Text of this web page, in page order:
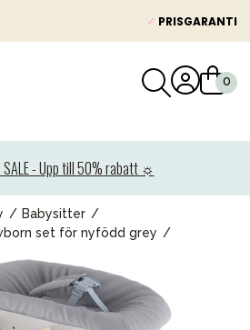
✓ PRISGARANTI
SALE - Upp till 50% rabatt ☼
Babysitter
set för nyfödd grey
& Baby
Leksaker